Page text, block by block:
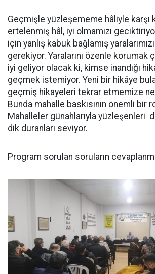
Geçmişle yüzleşememe hâliyle karşı
ertelenmiş hâl, iyi olmamızı
için yanlış kabuk bağlamış
gerekiyor. Yaralarını özenle korumak
iyi geliyor olacak ki, kimse inandığı
geçmek istemiyor. Yeni bir hikâye
geçmiş hikayeleri tekrar etmemize
Bunda mahalle baskısının önemli bir
Mahalleler günahlarıyla yüzleşenleri
dik duranları seviyor.
Program sorulan soruların